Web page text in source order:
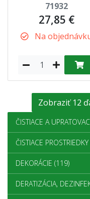
71932
27,85 €
Na
Zobraziť 12
ČISTIACE A
ČISTIACE PROSTRIEDKY
DEKORÁCIE (119)
DERATIZÁCIA,